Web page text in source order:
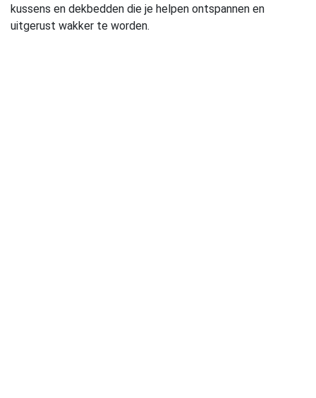
kussens en dekbedden die je helpen ontspannen en
uitgerust wakker te worden.